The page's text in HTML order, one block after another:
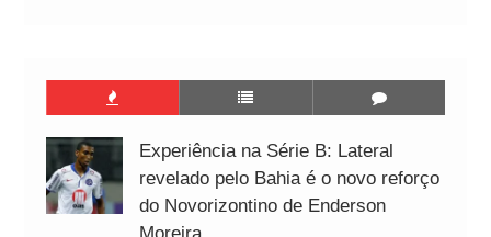
Experiência na Série B: Lateral
revelado pelo Bahia é o novo reforço
do Novorizontino de Enderson